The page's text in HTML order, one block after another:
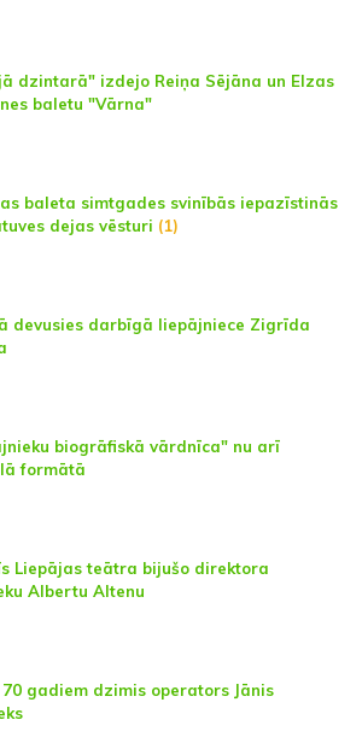
dzintarā" izdejo Reiņa Sējāna un Elzas
baletu "Vārna"
baleta simtgades svinībās iepazīstinās
dejas vēsturi (1)
devusies darbīgā liepājniece Zigrīda
biogrāfiskā vārdnīca" nu arī
formātā
Liepājas teātra bijušo direktora
Albertu Altenu
70 gadiem dzimis operators Jānis